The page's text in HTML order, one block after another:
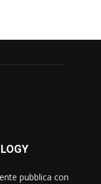
pubblica con